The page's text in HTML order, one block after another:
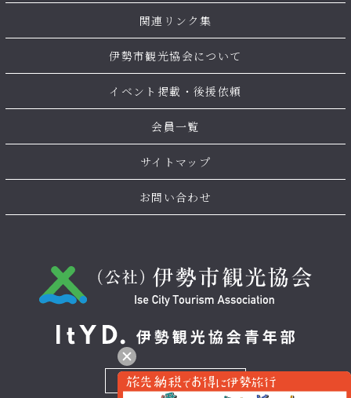
関連リンク集
伊勢市観光協会について
イベント掲載・後援依頼
会員一覧
サイトマップ
お問い合わせ
お問い合わせ